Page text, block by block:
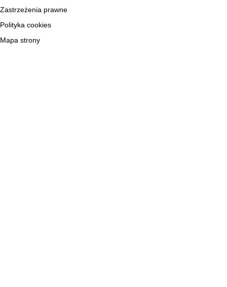
Zastrzeżenia prawne
Polityka cookies
Mapa strony